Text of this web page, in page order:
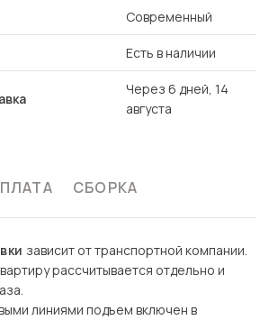
Современный
Есть в наличии
Через 6 дней, 14
августа
СБОРКА
зависит от транспортной компании.
рассчитывается отдельно и
линиями подъем включен в